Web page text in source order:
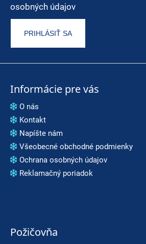
osobných údajov
PRIHLÁSIŤ SA
Informácie pre vás
O nás
Kontakt
Napíšte nám
Všeobecné obchodné podmienky
Ochrana osobných údajov
Reklamačný poriadok
Požičovňa